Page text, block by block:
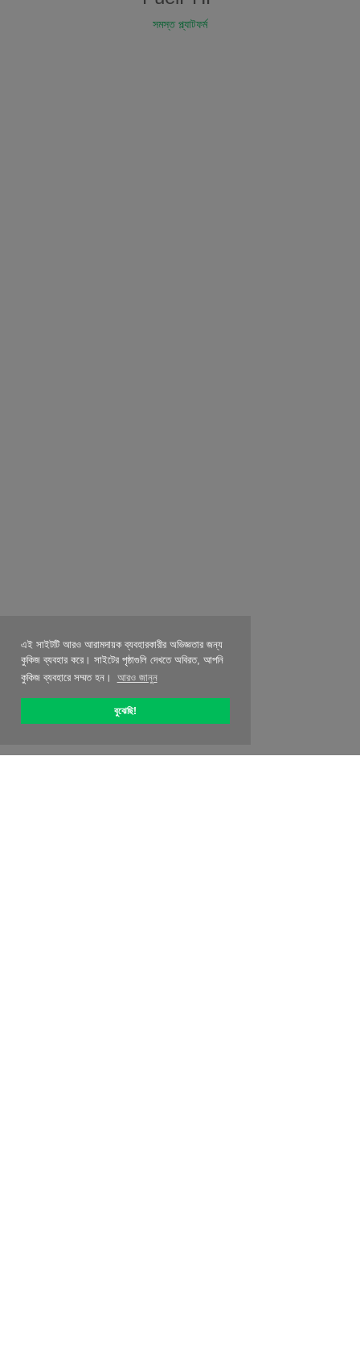
এই সাইটটি আরও আরামদায়ক ব্যবহারকারীর অভিজ্ঞতার জন্য
কুকিজ ব্যবহার করে। সাইটের পৃষ্ঠাগুলি দেখতে অবিরত, আপনি
কুকিজ ব্যবহারে সম্মত হন।
আরও জানুন
বুঝেছি!
সমস্ত প্ল্যাটফর্ম